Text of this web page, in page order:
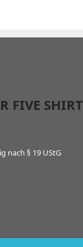
FIVE SHIRT
nach § 19 UStG